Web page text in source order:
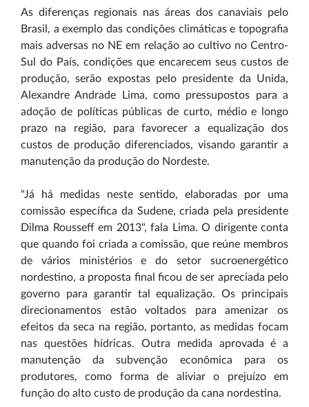
As diferenças regionais nas áreas dos canaviais pelo
Brasil, a exemplo das condições climáticas e topografia
mais adversas no NE em relação ao cultivo no Centro-
Sul do País, condições que encarecem seus custos de
produção, serão expostas pelo presidente da Unida,
Alexandre Andrade Lima, como pressupostos para a
adoção de políticas públicas de curto, médio e longo
prazo na região, para favorecer a equalização dos
custos de produção diferenciados, visando garantir a
manutenção da produção do Nordeste.
"Já há medidas neste sentido, elaboradas por uma
comissão específica da Sudene, criada pela presidente
Dilma Rousseff em 2013", fala Lima. O dirigente conta
que quando foi criada a comissão, que reúne membros
de vários ministérios e do setor sucroenergético
nordestino, a proposta final ficou de ser apreciada pelo
governo para garantir tal equalização. Os principais
direcionamentos estão voltados para amenizar os
efeitos da seca na região, portanto, as medidas focam
nas questões hídricas. Outra medida aprovada é a
manutenção da subvenção econômica para os
produtores, como forma de aliviar o prejuízo em
função do alto custo de produção da cana nordestina.